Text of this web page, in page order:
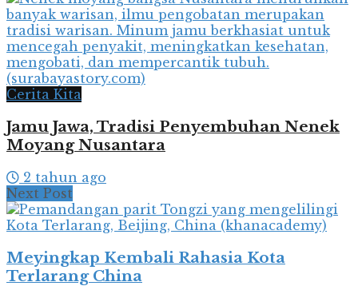
Cerita Kita
Jamu Jawa, Tradisi Penyembuhan Nenek
Moyang Nusantara
2 tahun ago
Next Post
Meyingkap Kembali Rahasia Kota
Terlarang China